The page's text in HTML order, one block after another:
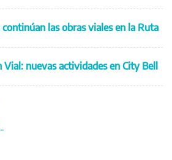
continúan las obras viales en la Ruta
Vial: nuevas actividades en City Bell